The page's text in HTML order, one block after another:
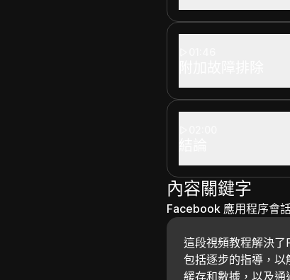
內容關鍵字
Facebook 應用程序會
這段視頻教程解決
包括逐步的指導，
緩存和數據，以及通